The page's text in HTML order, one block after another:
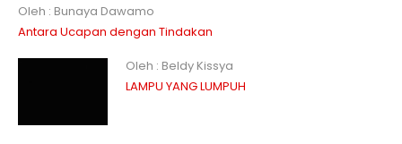
Oleh : Bunaya Dawamo
Antara Ucapan dengan Tindakan
Oleh : Beldy Kissya
LAMPU YANG LUMPUH